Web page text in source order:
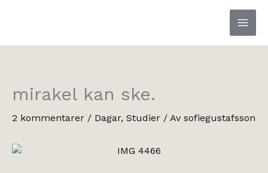
mirakel kan ske.
2 kommentarer / Dagar, Studier / Av sofiegustafsson